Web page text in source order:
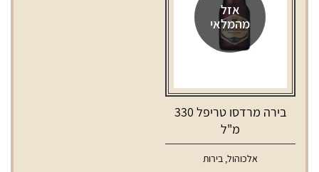
אזל
מהמלאי
בירה מרדסו טריפל 330
מ"ל
אלכוהול,בירות